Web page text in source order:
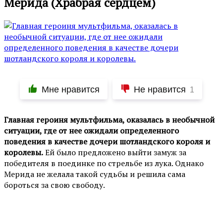
Мне нравится Не нравится 1
Главная героиня мультфильма, оказалась в необычной
ситуации, где от нее ожидали определенного
поведения в качестве дочери шотландского короля и
королевы.Ей было предложено выйти замуж за
победителя в поединке по стрельбе из лука. Однако
Мерида не желала такой судьбы и решила сама
бороться за свою свободу.